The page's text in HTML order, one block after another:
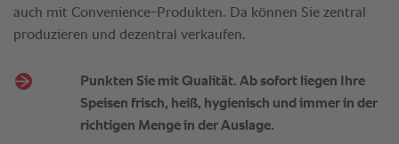
auch mit Convenience-Produkten. Da können Sie zentral
produzieren und dezentral verkaufen.
Punkten Sie mit Qualität. Ab sofort liegen Ihre
Speisen frisch, heiß, hygienisch und immer in der
richtigen Menge in der Auslage.